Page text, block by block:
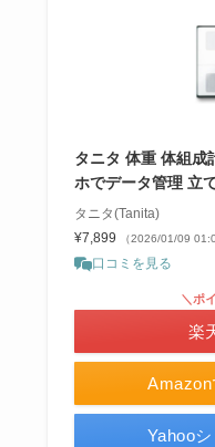
タニタ 体重 体組成
ホでデータ管理 立
タニタ(Tanita)
¥7,899
（2026/01/09
口コミを見る
Amazon
＼ポ
楽
Yahoo